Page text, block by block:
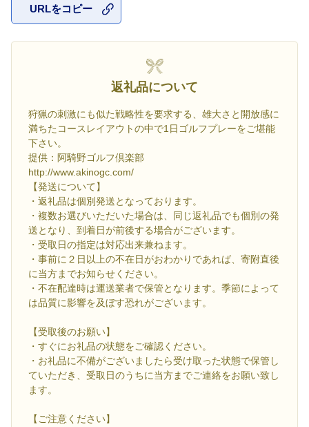
URLをコピー
返礼品について
狩猟の刺激にも似た戦略性を要求する、雄大さと開放感に
満ちたコースレイアウトの中で1日ゴルフプレーをご堪能
下さい。
提供：阿騎野ゴルフ倶楽部
http://www.akinogc.com/
【発送について】
・返礼品は個別発送となっております。
・複数お選びいただいた場合は、同じ返礼品でも個別の発
送となり、到着日が前後する場合がございます。
・受取日の指定は対応出来兼ねます。
・事前に２日以上の不在日がおわかりであれば、寄附直後
に当方までお知らせください。
・不在配達時は運送業者で保管となります。季節によって
は品質に影響を及ぼす恐れがございます。
【受取後のお願い】
・すぐにお礼品の状態をご確認ください。
・お礼品に不備がございましたら受け取った状態で保管し
ていただき、受取日のうちに当方までご連絡をお願い致し
ます。
【ご注意ください】